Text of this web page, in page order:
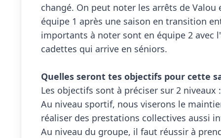
changé. On peut noter les arrêts de
équipe 1 après une saison en transition
importants à noter sont en équipe 2 avec
cadettes qui arrive en séniors.
Quelles seront tes objectifs pour cette
Les objectifs sont à préciser sur 2
Au niveau sportif, nous viserons le
réaliser des prestations collectives aussi
Au niveau du groupe, il faut réussir à